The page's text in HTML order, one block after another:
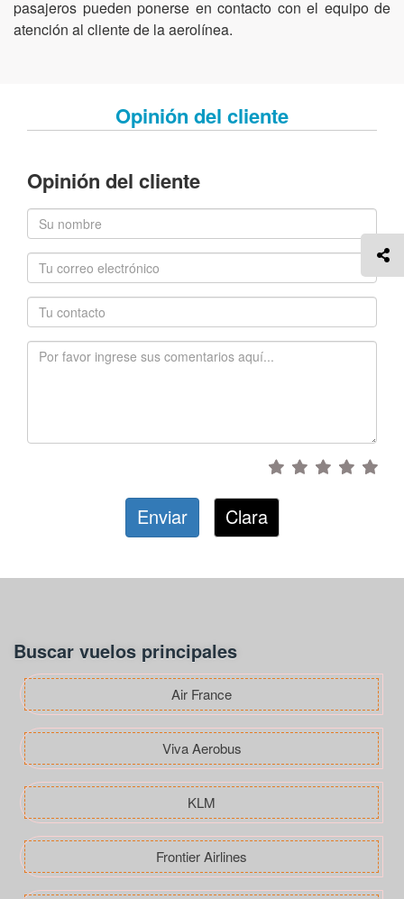
pasajeros pueden ponerse en contacto con el equipo de
atención al cliente de la aerolínea.
Opinión del cliente
Opinión del cliente
Enviar Clara
Buscar vuelos principales
Air France
Viva Aerobus
KLM
Frontier Airlines